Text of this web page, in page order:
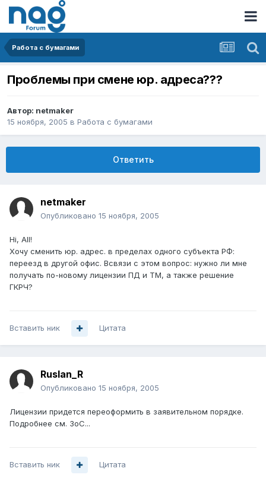
Работа с бумагами
Проблемы при смене юр. адреса???
Автор: netmaker
15 ноября, 2005 в Работа с бумагами
Ответить
netmaker
Опубликовано 15 ноября, 2005
Hi, All!
Хочу сменить юр. адрес. в пределах одного субъекта РФ:
переезд в другой офис. Всвязи с этом вопрос: нужно ли мне
получать по-новому лицензии ПД и ТМ, а также решение
ГКРЧ?
Вставить ник Цитата
Ruslan_R
Опубликовано 15 ноября, 2005
Лицензии придется переоформить в заявительном порядке.
Подробнее см. ЗоС...
Вставить ник Цитата